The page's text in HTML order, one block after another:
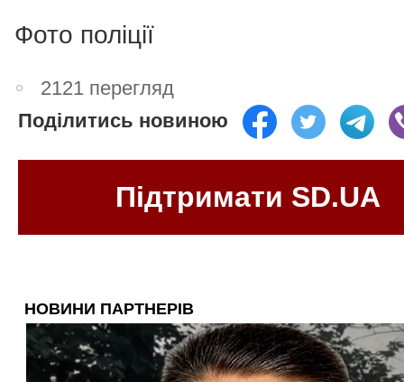
Фото поліції
2121 перегляд
Поділитись новиною
Підтримати SD.UA